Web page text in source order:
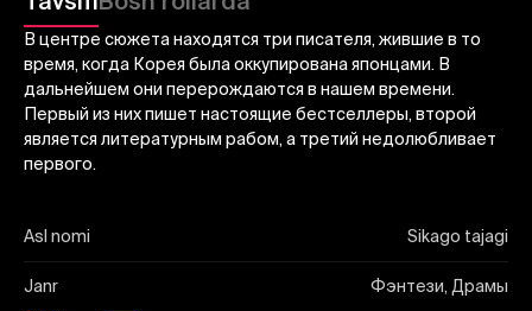
В центре сюжета находятся три писателя, жившие в то
время, когда Корея была оккупирована японцами. В
дальнейшем они перерождаются в нашем времени.
Первый из них пишет настоящие бестселлеры, второй
является литературным рабом, а третий недолюбливает
первого.
Asl nomi Sikago tajagi
Janr Фэнтези, Драмы